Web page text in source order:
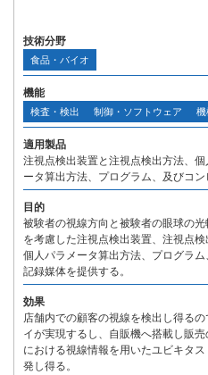
技術分野
食品・バイオ
機能
検査・検出 制御・ソフトウェア 機
適用製品
注視点検出装置と注視点検出方法、
ータ算出方法、プログラム、及びコ
目的
被験者の視線方向と被験者の眼球の
を考慮した注視点検出装置、注視点
個人パラメータ算出方法、プログラ
記録媒体を提供する。
効果
店舗内での顧客の視線を検出し得る
イが実現するし、自販機へ搭載し販
における視線情報を用いたユビキタ
発し得る。